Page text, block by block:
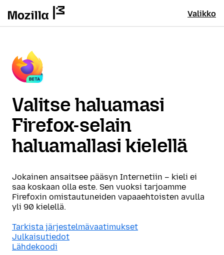
Valikko
Valitse haluamasi
Firefox-selain
haluamallasi kielellä
Jokainen ansaitsee pääsyn Internetiin – kieli ei
saa koskaan olla este. Sen vuoksi tarjoamme
Firefoxin omistautuneiden vapaaehtoisten avulla
yli 90 kielellä.
Tarkista järjestelmävaatimukset
Julkaisutiedot
Lähdekoodi